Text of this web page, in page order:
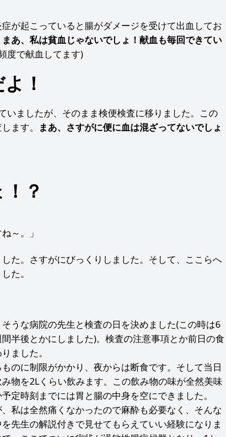
が起こっていると腸がダメージを受けて出血してお
まあ、私は貧血じゃないでしょ！献血も毎回できてい
度で献血してます)
！
ましたが、そのまま検便検査に移りました。この
ます。
まあ、さすがに便に血は混ざってないでしょ
？
～。」
た。さすがにびっくりしました。そして、ここらへ
た。
うな病院の先生と検査の日を決めました(この時は6
半後とかにしました)。検査の注意事項とか前日の食
ました。
のに制限がかかり、夜からは断食です。そして当日
物を2Lくらい飲みます。この飲み物の味が全然美味
定時刻までには胃と腸の中身を空にできました。
私は全然痛くなかったので麻酔も必要なく、そんな
先生の解説付きで見せてもらえていい経験になりま